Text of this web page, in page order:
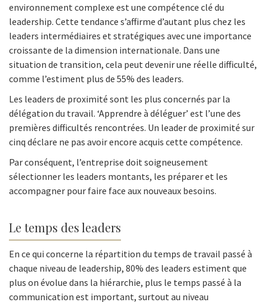
environnement complexe est une compétence clé du
leadership. Cette tendance s’affirme d’autant plus chez les
leaders intermédiaires et stratégiques avec une importance
croissante de la dimension internationale. Dans une
situation de transition, cela peut devenir une réelle difficulté,
comme l’estiment plus de 55% des leaders.
Les leaders de proximité sont les plus concernés par la
délégation du travail. ‘Apprendre à déléguer’ est l’une des
premières difficultés rencontrées. Un leader de proximité sur
cinq déclare ne pas avoir encore acquis cette compétence.
Par conséquent, l’entreprise doit soigneusement
sélectionner les leaders montants, les préparer et les
accompagner pour faire face aux nouveaux besoins.
Le temps des leaders
En ce qui concerne la répartition du temps de travail passé à
chaque niveau de leadership, 80% des leaders estiment que
plus on évolue dans la hiérarchie, plus le temps passé à la
communication est important, surtout au niveau